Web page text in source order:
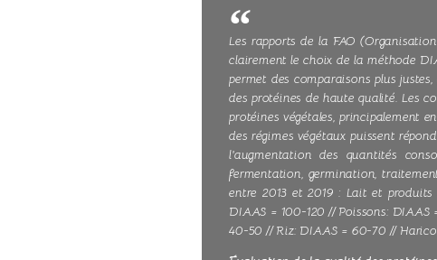
Les rapports de la FAO
clairement le choix de la méthode
permet des comparaisons plus
des protéines de haute qualité. Les
protéines végétales, principalement
des régimes végétaux puissent
l'augmentation des quantités
fermentation, germination,
entre 2013 et 2019 : Lait et
DIAAS = 100-120 // Poissons:
40-50 // Riz: DIAAS = 60-70 //